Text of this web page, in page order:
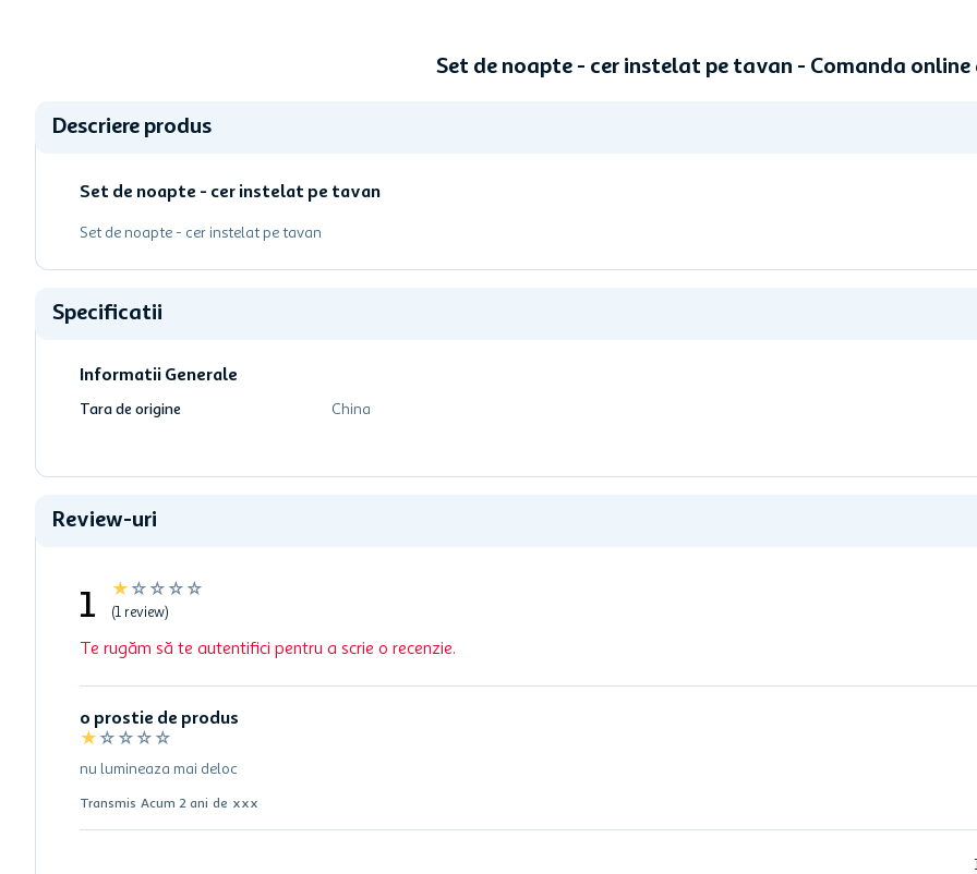
Set de noapte - cer instelat pe tavan - Comanda online
Descriere produs
Set de noapte - cer instelat pe tavan
Set de noapte - cer instelat pe tavan
Specificatii
Informatii Generale
Tara de origine China
Review-uri
★ ☆ ☆ ☆ ☆
1 (1 review)
Te rugăm să te autentifici pentru a scrie o recenzie.
★ ☆ ☆ ☆ ☆
o prostie de produs
Transmis Acum 2 ani de xxx
nu lumineaza mai deloc